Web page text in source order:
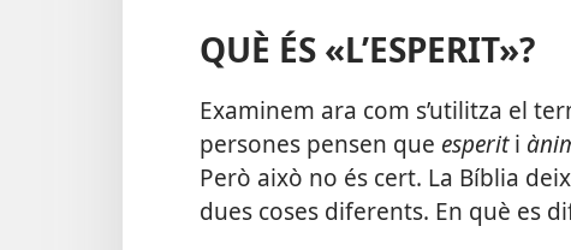
QUÈ ÉS «L’ESPERIT»?
Examinem ara com s’utilitza el
persones pensen que esperiti
Però això no és cert. La Bíblia
dues coses diferents. En què es